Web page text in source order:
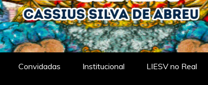
Convidadas Institucional LIESV no Real